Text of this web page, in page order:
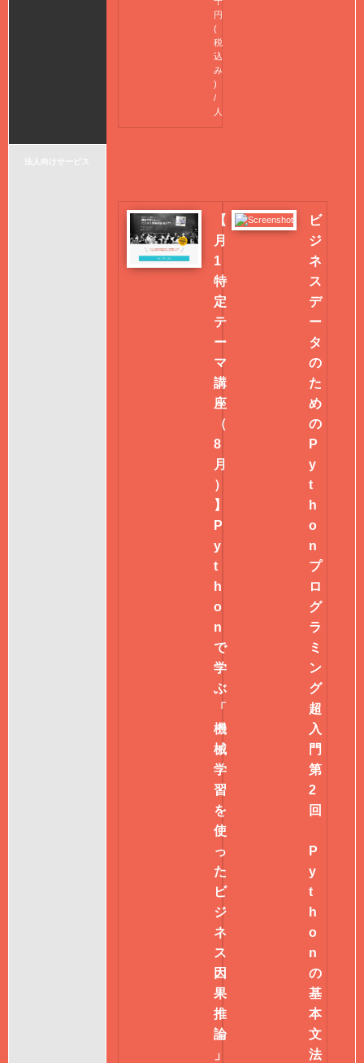
法人向けサービス
円
(
税
込
み
)
/
人
【
月
1
特
定
テ
ー
マ
講
座
（
8
月
）
】
P
y
t
h
o
n
で
学
ぶ
「
機
械
学
習
を
使
っ
た
ビ
ジ
ネ
ス
因
果
推
論
」
ビ
ジ
ネ
ス
デ
ー
タ
の
た
め
の
P
y
t
h
o
n
プ
ロ
グ
ラ
ミ
ン
グ
超
入
門
第
2
回
P
y
t
h
o
n
の
基
本
文
法